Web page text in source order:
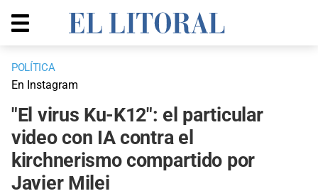
POLÍTICA
En Instagram
"El virus Ku-K12": el particular
video con IA contra el
kirchnerismo compartido por
Javier Milei